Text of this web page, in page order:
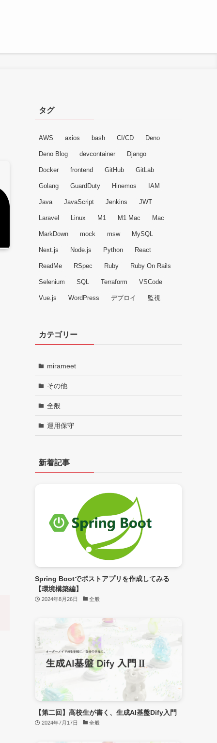
タグ
AWS axios bash CI/CD Deno
Deno Blog devcontainer Django
Docker frontend GitHub GitLab
Golang GuardDuty Hinemos IAM
Java JavaScript Jenkins JWT
Laravel Linux M1 M1 Mac Mac
MarkDown mock msw MySQL
Next.js Node.js Python React
ReadMe RSpec Ruby Ruby On Rails
Selenium SQL Terraform VSCode
Vue.js WordPress デプロイ 監視
カテゴリー
mirameet
その他
全般
運用保守
新着記事
Spring Bootでポストアプリを作成してみる
【環境構築編】
2024年8月26日 全般
【第二回】高校生が書く、生成AI基盤Dify入門
2024年7月17日 全般